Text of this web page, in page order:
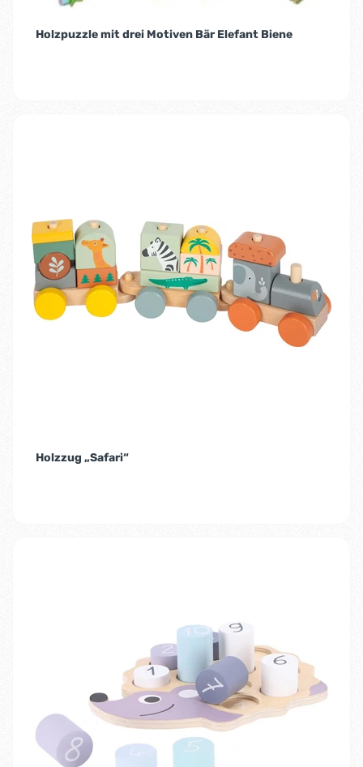
Holzpuzzle mit drei Motiven Bär Elefant Biene
Holzzug „Safari“